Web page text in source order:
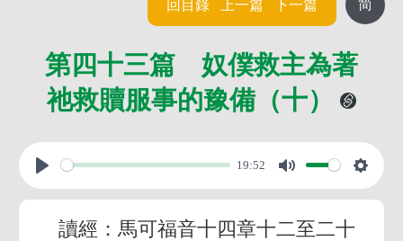
简
回目錄 上一篇 下一篇
第四十三篇 奴僕救主為著
祂救贖服事的豫備（十）
19:52
讀經：馬可福音十四章十二至二十